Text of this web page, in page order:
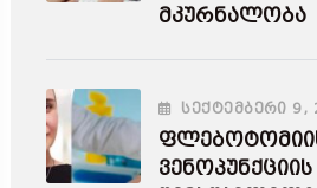
Მკურნალობა
ᲡᲔᲥᲢᲔᲛᲑᲔᲠᲘ 9,
Ვენოპუნქციის